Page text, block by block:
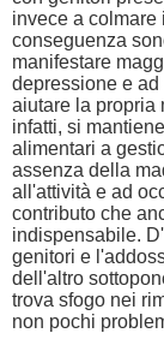
invece a colmare
conseguenza
manifestare
depressione e
aiutare la propria
infatti, si
alimentari a
assenza della
all'attività e ad
contributo che
indispensabile.
genitori e
dell'altro
trova sfogo nei
non pochi